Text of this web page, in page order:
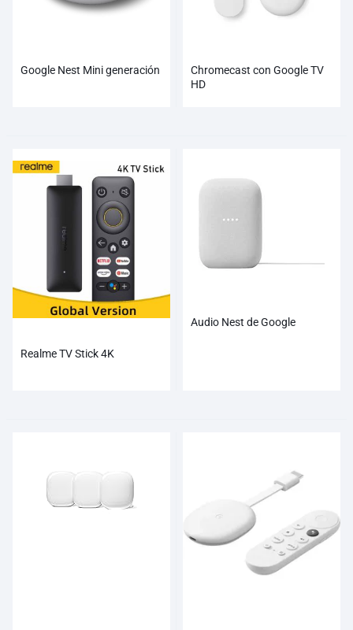
Google Nest Mini generación
Chromecast con Google TV
HD
Realme TV Stick 4K
Audio Nest de Google